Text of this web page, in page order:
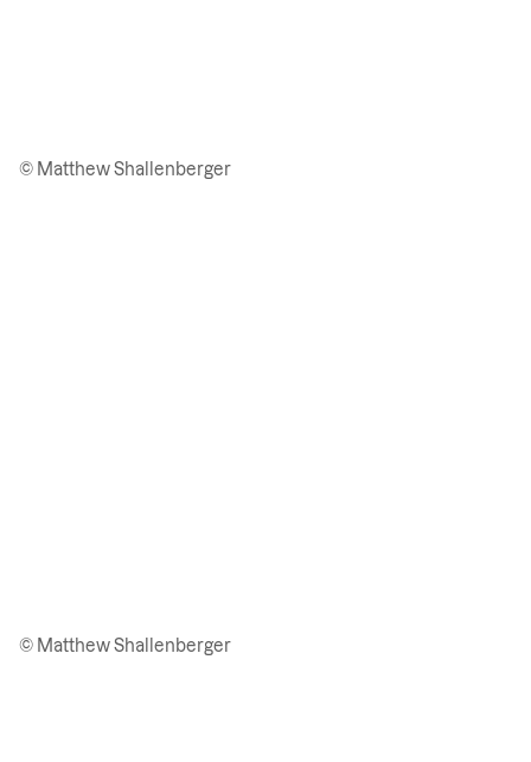
© Matthew Shallenberger
© Matthew Shallenberger